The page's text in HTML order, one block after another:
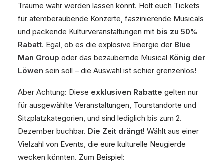
Träume wahr werden lassen könnt. Holt euch Tickets
für atemberaubende Konzerte, faszinierende Musicals
und packende Kulturveranstaltungen mit bis zu 50%
Rabatt. Egal, ob es die explosive Energie der Blue
Man Group oder das bezaubernde Musical König der
Löwen sein soll – die Auswahl ist schier grenzenlos!
Aber Achtung: Diese exklusiven Rabatte gelten nur
für ausgewählte Veranstaltungen, Tourstandorte und
Sitzplatzkategorien, und sind lediglich bis zum 2.
Dezember buchbar. Die Zeit drängt! Wählt aus einer
Vielzahl von Events, die eure kulturelle Neugierde
wecken könnten. Zum Beispiel: